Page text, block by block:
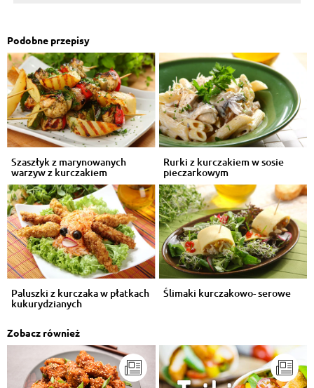
Podobne przepisy
Szaszłyk z marynowanych
warzyw z kurczakiem
Rurki z kurczakiem w sosie
pieczarkowym
Paluszki z kurczaka w płatkach
kukurydzianych
Ślimaki kurczakowo- serowe
Zobacz również